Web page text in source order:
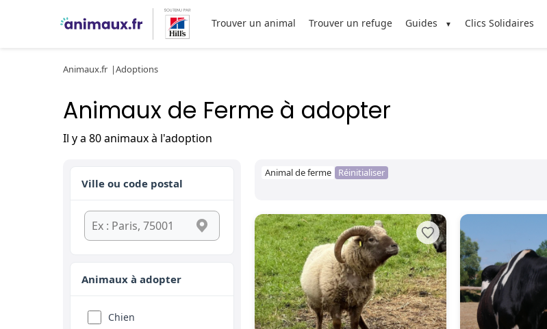
Trouver un animal Trouver un refuge Guides Clics Solidaires
Animaux.fr Adoptions
Animaux de Ferme à adopter
Il y a 80 animaux à l'adoption
Ville ou code postal
Animaux à adopter
Chien
Animal de ferme Réinitialiser